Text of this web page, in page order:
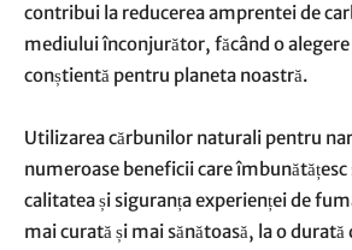
contribui la reducerea amprentei de
mediului înconjurător, făcând o alegere
conștientă pentru planeta noastră.
Utilizarea cărbunilor naturali pentru
numeroase beneficii care
calitatea și siguranța experienței de
mai curată și mai sănătoasă, la o